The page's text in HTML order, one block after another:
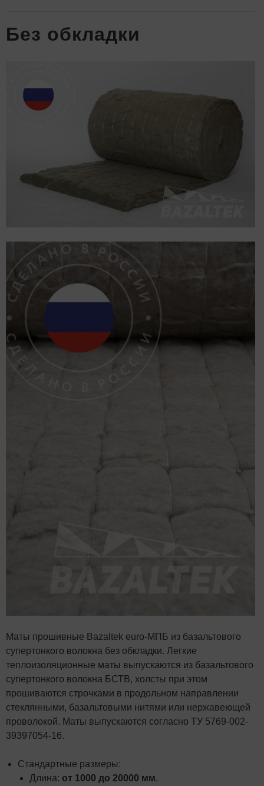
Без обкладки
Маты прошивные Bazaltek euro-МПБ из базальтового
супертонкого волокна без обкладки. Легкие
теплоизоляционные маты выпускаются из базальтового
супертонкого волокна БСТВ, холсты при этом
прошиваются строчками в продольном направлении
стеклянными, базальтовыми нитями или нержавеющей
проволокой. Маты выпускаются согласно ТУ 5769-002-
39397054-16.
Стандартные размеры:
Длина: от 1000 до 20000 мм.